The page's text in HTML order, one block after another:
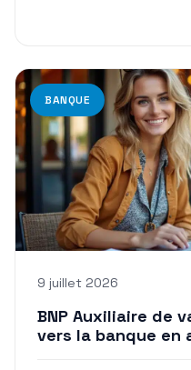
BANQUE
9 juillet 2026
BNP Auxiliaire de
vers la banque en